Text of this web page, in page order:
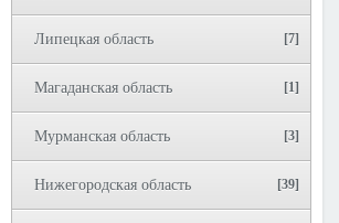
Липецкая область [7]
Магаданская область [1]
Мурманская область [3]
Нижегородская область [39]